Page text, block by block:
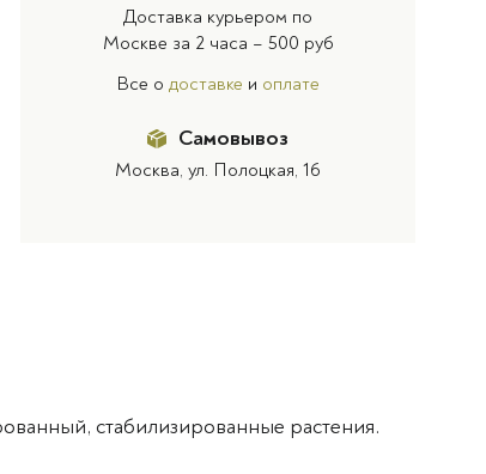
Доставка курьером по
Москве за 2 часа – 500 руб
Все о доставке и оплате
Самовывоз
Москва, ул. Полоцкая, 16
стабилизированные растения.